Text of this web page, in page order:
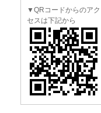
▼QRコードからのアク
セスは下記から